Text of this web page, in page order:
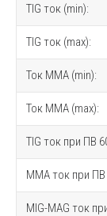
TIG ток (min):
TIG ток (max):
Ток MMA (min):
Ток MMA (max):
TIG ток при ПВ
MMA ток при ПВ
MIG-MAG ток